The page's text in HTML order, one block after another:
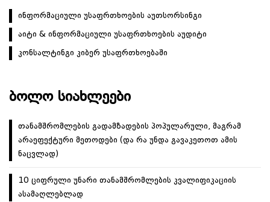
ინფორმაციული უსაფრთხოების აუთსორსინგი
აიტი & ინფორმაციული უსაფრთხოების აუდიტი
კონსალტინგი კიბერ უსაფრთხოებაში
ᲑᲝᲚᲝ ᲡᲘᲐᲮᲚᲔᲔᲑᲘ
თანამშრომლების გადამზადების პოპულარული, მაგრამ
არაეფექტური მეთოდები (და რა უნდა გავაკეთოთ ამის
ნაცვლად)
10 ციფრული უნარი თანამშრომლების კვალიფიკაციის
ასამაღლებლად